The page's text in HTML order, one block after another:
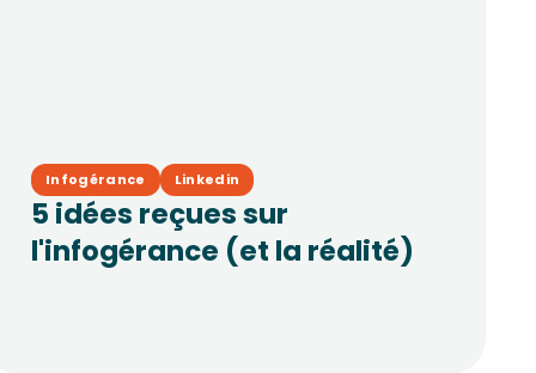
Infogérance Linkedin
5 idées reçues sur
l'infogérance (et la réalité)